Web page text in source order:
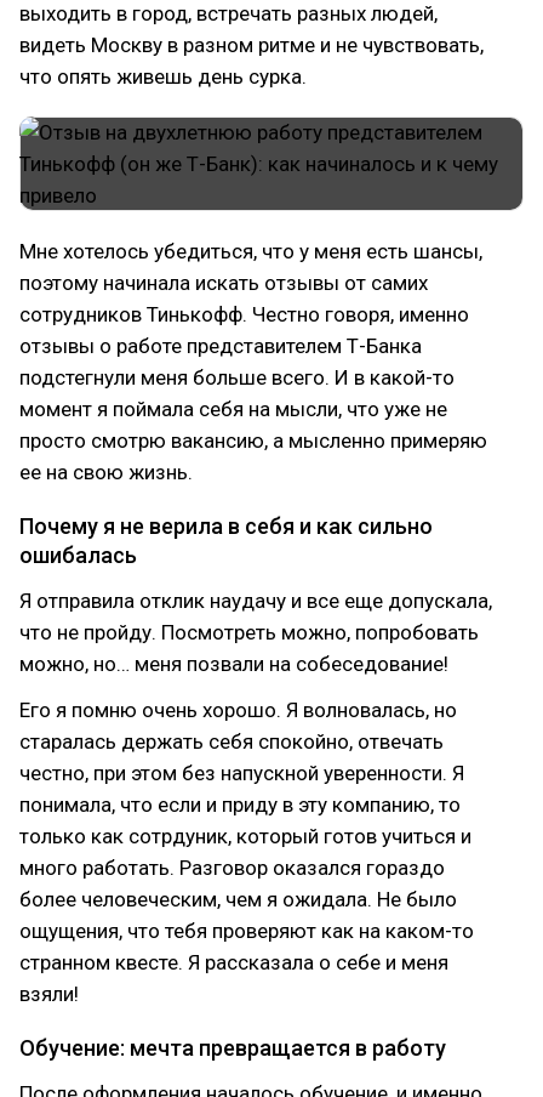
выходить в город, встречать разных людей,
видеть Москву в разном ритме и не чувствовать,
что опять живешь день сурка.
Мне хотелось убедиться, что у меня есть шансы,
поэтому начинала искать отзывы от самих
сотрудников Тинькофф. Честно говоря, именно
отзывы о работе представителем Т-Банка
подстегнули меня больше всего. И в какой-то
момент я поймала себя на мысли, что уже не
просто смотрю вакансию, а мысленно примеряю
ее на свою жизнь.
Почему я не верила в себя и как сильно
ошибалась
Я отправила отклик наудачу и все еще допускала,
что не пройду. Посмотреть можно, попробовать
можно, но… меня позвали на собеседование!
Его я помню очень хорошо. Я волновалась, но
старалась держать себя спокойно, отвечать
честно, при этом без напускной уверенности. Я
понимала, что если и приду в эту компанию, то
только как сотрдуник, который готов учиться и
много работать. Разговор оказался гораздо
более человеческим, чем я ожидала. Не было
ощущения, что тебя проверяют как на каком-то
странном квесте. Я рассказала о себе и меня
взяли!
Обучение: мечта превращается в работу